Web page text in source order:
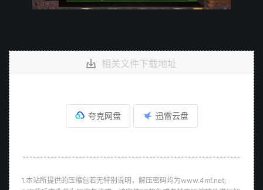
相关文件下载地址
夸克网盘 迅雷云盘
--------------------------------------------------------------
1.本站所提供的压缩包若无特别说明，解压密码均为www.4mf.net;